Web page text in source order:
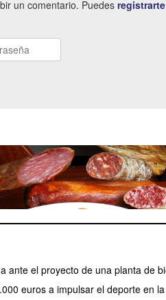
un comentario. Puedes registrarte
ante el proyecto de una planta de
euros a impulsar el deporte en